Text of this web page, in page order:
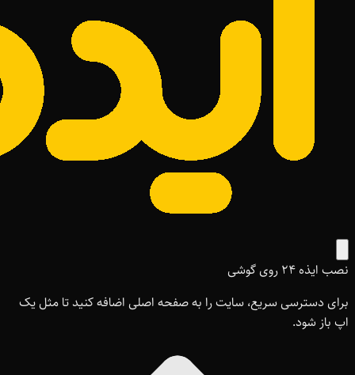
نصب ایذه ۲۴ روی گوشی
برای دسترسی سریع، سایت را به صفحه اصلی اضافه کنید تا مثل یک
اپ باز شود.